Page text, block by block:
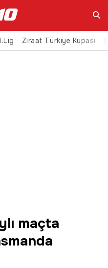
Ara
Ziraat Türkiye Kupası
maçta